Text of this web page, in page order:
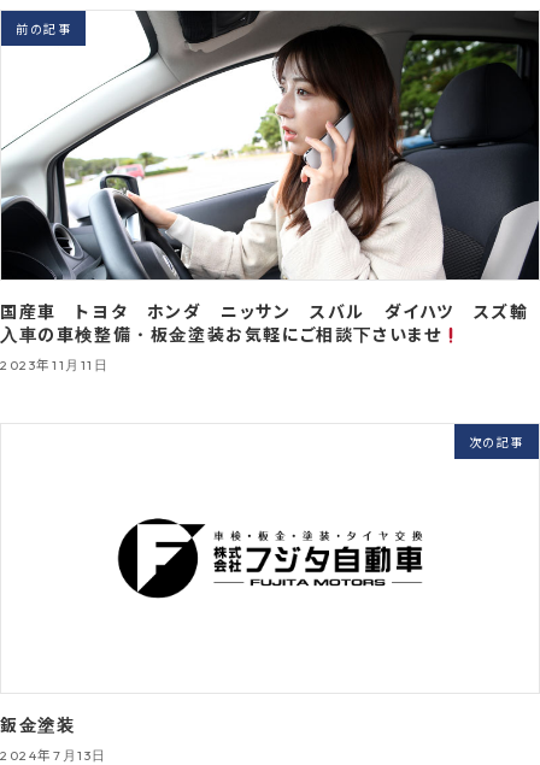
前の記事
国産車 トヨタ ホンダ ニッサン スバル ダイハツ スズ輸
入車の車検整備・板金塗装お気軽にご相談下さいませ
2023年11月11日
次の記事
鈑金塗装
2024年7月13日